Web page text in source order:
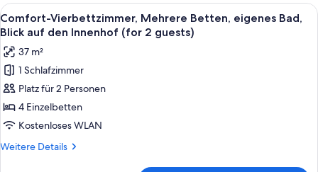
(for
3
guests)
anzeigen
Mehrere
Betten,
eigenes
Blick
auf
den
Innenhof
(for
guests)
Alle
Fotos
für
Comfort-
Vierbettzimmer,
Mehrere
Betten,
eigenes
Bad,
Ein Hotelzimmer mit einem großen
9
Comfort-Vierbettzimmer, Mehrere Betten, eigenes Bad,
Blick auf den Innenhof (for 2 guests)
37 m²
1 Schlafzimmer
Platz für 2 Personen
4 Einzelbetten
Kostenloses WLAN
Weitere Details
Weitere